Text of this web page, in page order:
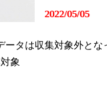
2022/05/05
ング：3位
タは収集対象外とな
象